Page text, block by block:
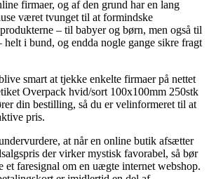
firmaer, og af den grund har en lang
været tvunget til at formindske
– til babyer og børn, men også til
i bund, og endda nogle gange sikre fragt
smart at tjekke enkelte firmaer på nettet
Overpack hvid/sort 100x100mm 250stk
din bestilling, så du er velinformeret til at
pris.
at når en online butik afsætter
der virker mystisk favorabel, så bør
et faresignal om en uægte internet webshop.